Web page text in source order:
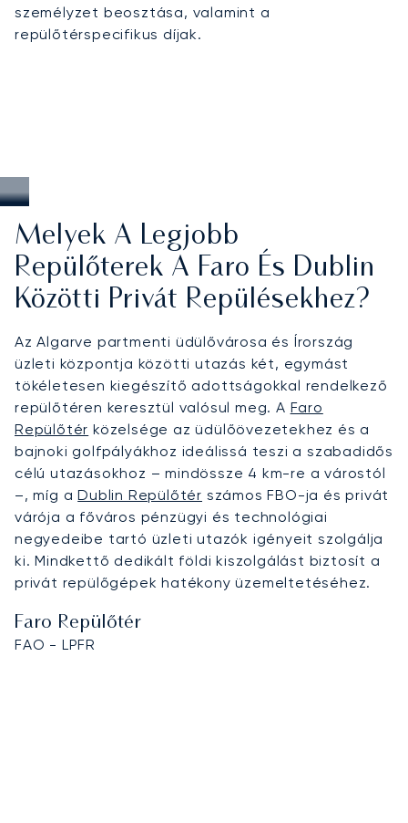
személyzet beosztása, valamint a
repülőtérspecifikus díjak.
Melyek A Legjobb
Repülőterek A Faro És Dublin
Közötti Privát Repülésekhez?
Az Algarve partmenti üdülővárosa és Írország
üzleti központja közötti utazás két, egymást
tökéletesen kiegészítő adottságokkal rendelkező
repülőtéren keresztül valósul meg. A Faro
Repülőtér közelsége az üdülőövezetekhez és a
bajnoki golfpályákhoz ideálissá teszi a szabadidős
célú utazásokhoz – mindössze 4 km-re a várostól
–, míg aDublin Repülőtér számos FBO-ja és privát
várója a főváros pénzügyi és technológiai
negyedeibe tartó üzleti utazók igényeit szolgálja
ki. Mindkettő dedikált földi kiszolgálást biztosít a
privát repülőgépek hatékony üzemeltetéséhez.
Faro Repülőtér
FAO - LPFR